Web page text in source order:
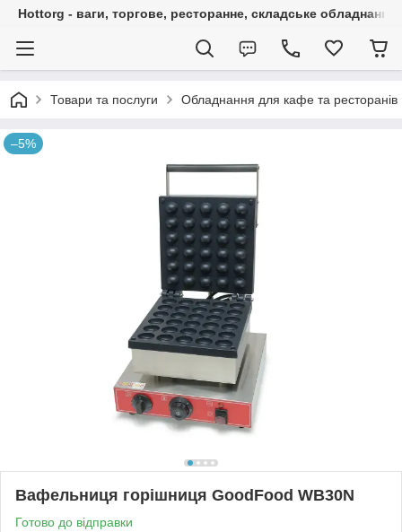
Hottorg - ваги, торгове, ресторанне, складське обладнання
Товари та послуги Обладнання для кафе та ресторанів
–5%
Вафельниця горішниця GoodFood WB30N
Готово до відправки